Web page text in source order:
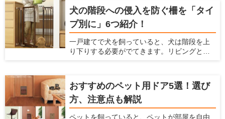
グッズを紹介します。
からです。もし犬を飼っているなら、"犬用の
ステップを準備するのがおすすめ。 ここで
は、犬と飼い主のための住宅情報を提供して
いる愛犬家住宅が、犬用のステップの重要性
やその使い方を解説するとともに、おすすめ
のステップを紹介しようと思います。
犬の階段への侵入を防ぐ柵を「タイ
プ別に」6つ紹介！
一戸建てで犬を飼っていると、犬は階段を上
り下りする必要がでてきます。リビングとは
ならないのです。 しかし、この階段の上り下
りは、犬にとって大きな危険をはらんでいま
す。早く対策をしておかないと、犬の体に大
きなダメージを与えることになってしまいま
おすすめのペット用ドア5選！選び
方、注意点も解説
ペットを飼っていると、ペットが部屋を自由